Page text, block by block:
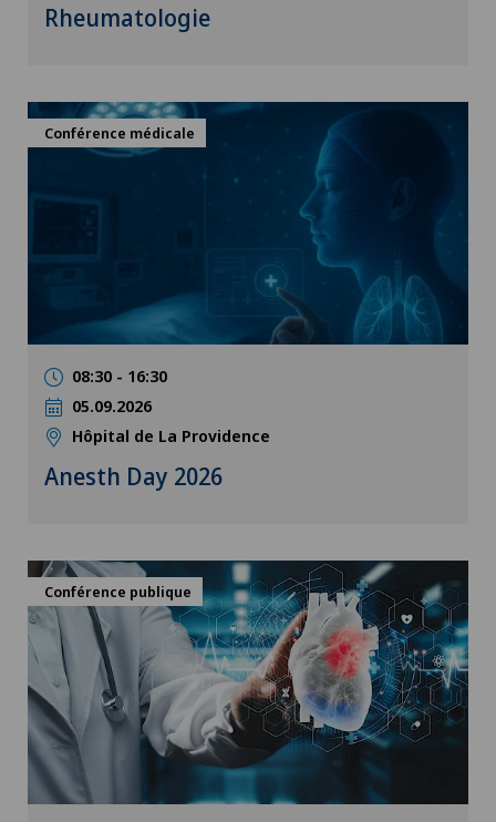
Rheumatologie
Conférence médicale
08:30 - 16:30
05.09.2026
Hôpital de La Providence
Anesth Day 2026
Conférence publique